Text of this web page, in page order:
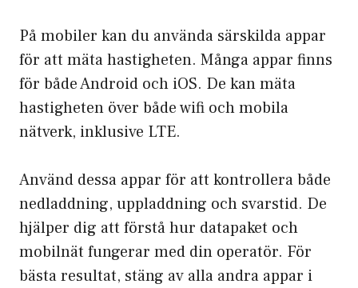
På mobiler kan du använda särskilda appar
för att mäta hastigheten. Många appar finns
för både Android och iOS. De kan mäta
hastigheten över både wifi och mobila
nätverk, inklusive LTE.
Använd dessa appar för att kontrollera både
nedladdning, uppladdning och svarstid. De
hjälper dig att förstå hur datapaket och
mobilnät fungerar med din operatör. För
bästa resultat, stäng av alla andra appar i